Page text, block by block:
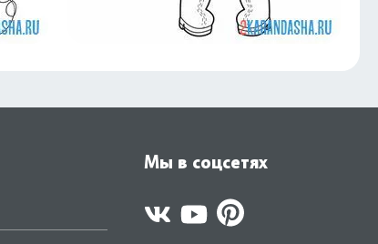
Мы в соцсетях